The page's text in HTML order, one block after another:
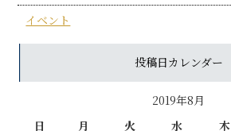
イベント
投稿日カレンダー
2019年8月
日
月 火 水 木